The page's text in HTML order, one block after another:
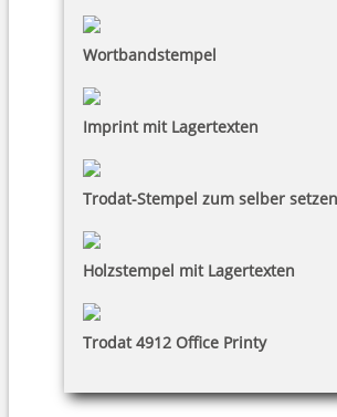
Wortbandstempel
Imprint mit Lagertexten
Trodat-Stempel zum selber setzen
Holzstempel mit Lagertexten
Trodat 4912 Office Printy